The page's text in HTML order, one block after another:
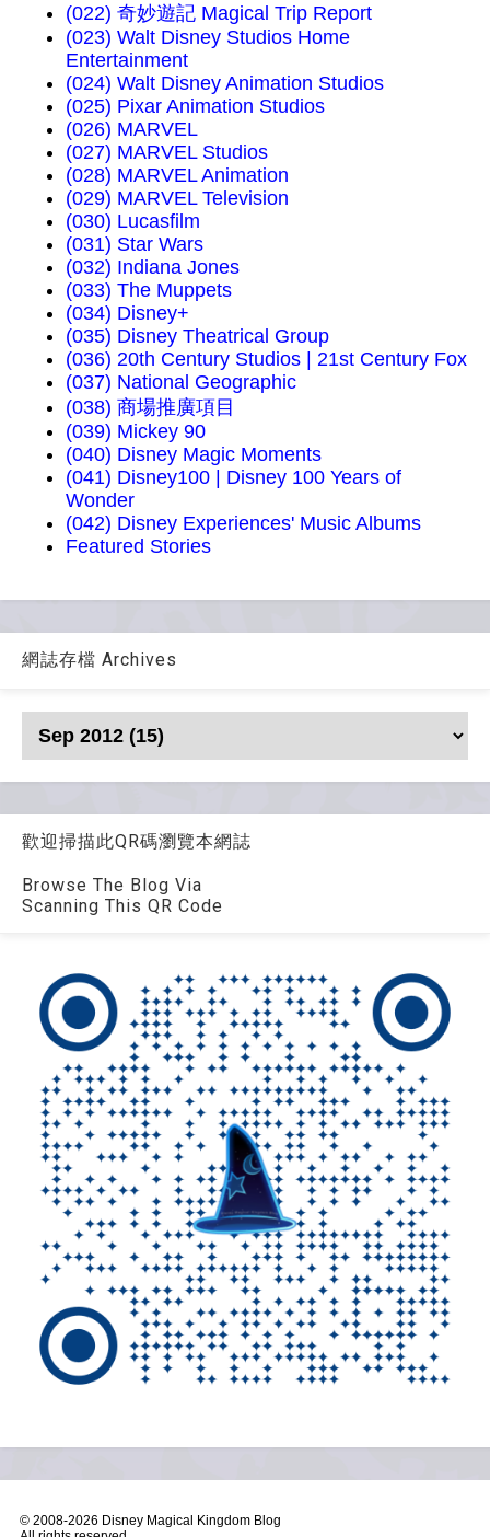
(022) 奇妙遊記 Magical Trip Report
(023) Walt Disney Studios Home
Entertainment
(024) Walt Disney Animation Studios
(025) Pixar Animation Studios
(026) MARVEL
(027) MARVEL Studios
(028) MARVEL Animation
(029) MARVEL Television
(030) Lucasfilm
(031) Star Wars
(032) Indiana Jones
(033) The Muppets
(034) Disney+
(035) Disney Theatrical Group
(036) 20th Century Studios | 21st Century Fox
(037) National Geographic
(038) 商場推廣項目
(039) Mickey 90
(040) Disney Magic Moments
(041) Disney100 | Disney 100 Years of
Wonder
(042) Disney Experiences' Music Albums
Featured Stories
網誌存檔 Archives
歡迎掃描此QR碼瀏覽本網誌
Browse The Blog Via
Scanning This QR Code
© 2008-2026 Disney Magical Kingdom Blog